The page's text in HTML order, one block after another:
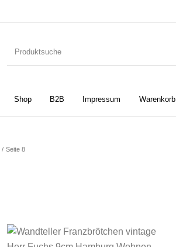
Shop B2B Impressum Warenkorb
/ Seite 8